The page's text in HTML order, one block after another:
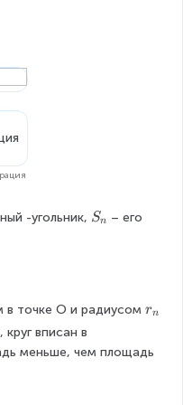
-угольник, S
Sn – его
точке O и радиусом r
rn
вписан в
меньше, чем площадь